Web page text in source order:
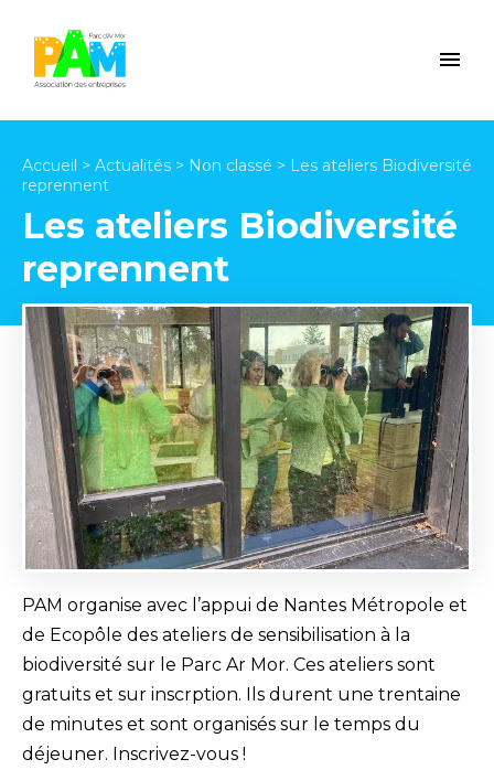
Accueil > Actualités > Non classé > Les ateliers Biodiversité
reprennent
Les ateliers Biodiversité
reprennent
PAM organise avec l’appui de Nantes Métropole et
de Ecopôle des ateliers de sensibilisation à la
biodiversité sur le Parc Ar Mor. Ces ateliers sont
gratuits et sur inscrption. Ils durent une trentaine
de minutes et sont organisés sur le temps du
déjeuner. Inscrivez-vous !